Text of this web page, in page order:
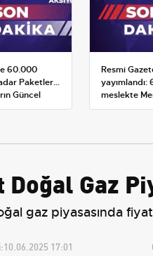
60.000
Paketler:
Güncel
ve Ek
Resmi
yayımlandı:
meslekte
Yeterlilik
Doğal Gaz
gaz piyasasında
10.06.2025 17:01